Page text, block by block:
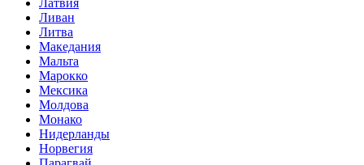
Латвия
Ливан
Литва
Македания
Мальта
Марокко
Мексика
Молдова
Монако
Нидерланды
Норвегия